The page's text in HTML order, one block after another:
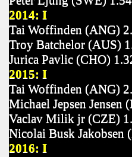
2014: I
Tai Woffinden (ANG)
Troy Batchelor (AUS)
Jurica Pavlic (CHO)
2015: I
Tai Woffinden (ANG)
Michael Jepsen Jensen
Vaclav Milik jr (CZE)
Nicolai Busk Jakobsen
2016: I